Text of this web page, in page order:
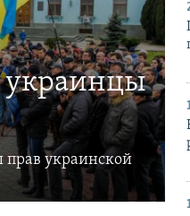
украинцы
прав украинской